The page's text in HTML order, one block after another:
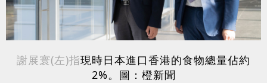
謝展寰(左)指現時日本進口香港的食物總量佔約
2%。圖：橙新聞